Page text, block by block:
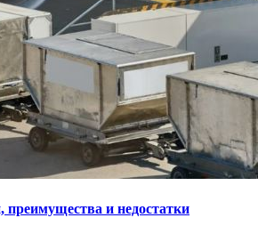
преимущества и недостатки